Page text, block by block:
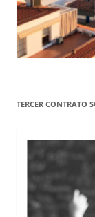
TERCER CONTRATO